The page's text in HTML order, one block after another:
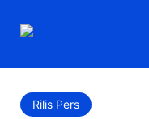
Rilis Pers